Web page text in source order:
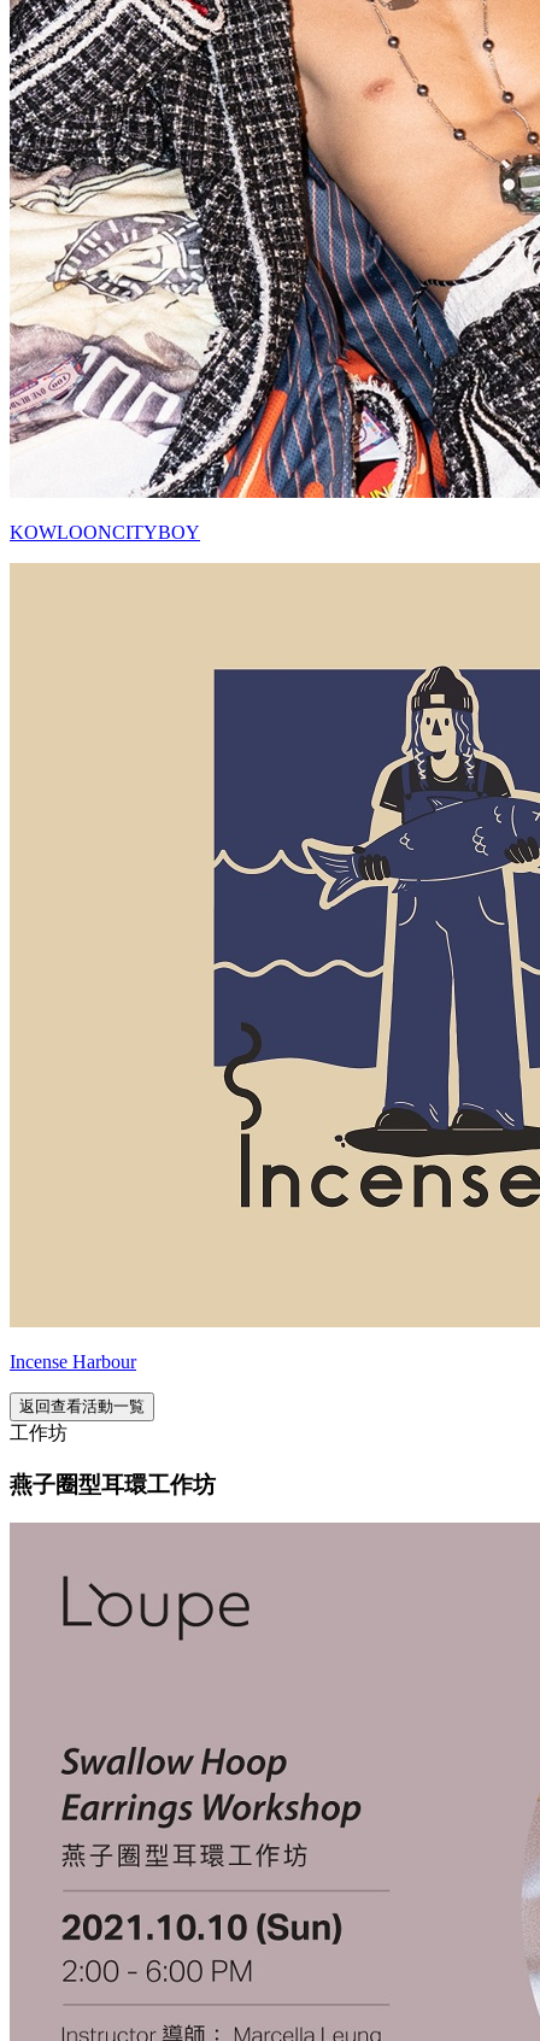
KOWLOONCITYBOY
Incense Harbour
返回查看活動一覧
工作坊
燕子圈型耳環工作坊